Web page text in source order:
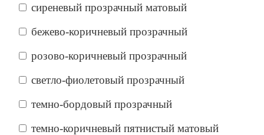
сиреневый прозрачный матовый
бежево-коричневый прозрачный
розово-коричневый прозрачный
светло-фиолетовый прозрачный
темно-бордовый прозрачный
темно-коричневый пятнистый матовый